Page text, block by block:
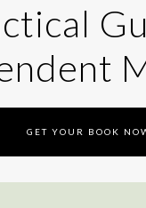
GET YOUR BOOK